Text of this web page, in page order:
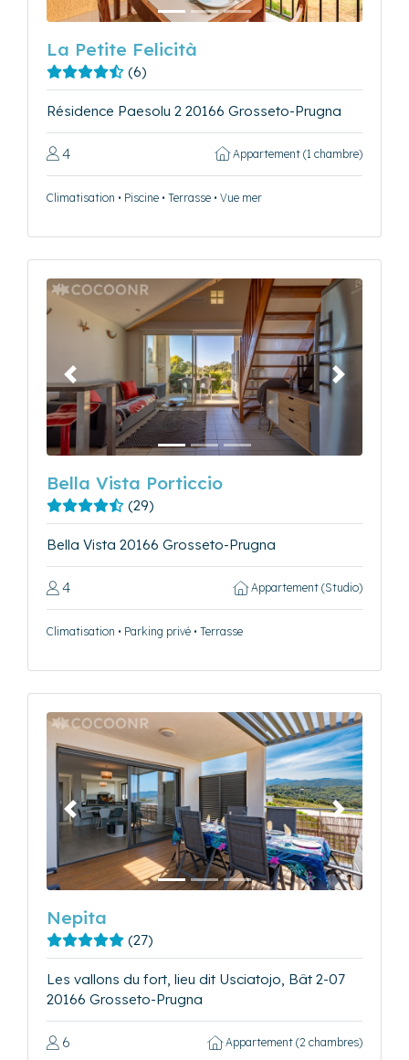
La Petite Felicità
(6)
Résidence Paesolu 2 20166 Grosseto-Prugna
4 Appartement (1 chambre)
Climatisation • Piscine • Terrasse • Vue mer
Précédent Suivant
Bella Vista Porticcio
(29)
Bella Vista 20166 Grosseto-Prugna
4 Appartement (Studio)
Climatisation • Parking privé • Terrasse
Précédent Suivant
Nepita
(27)
Les vallons du fort, lieu dit Usciatojo, Bât 2-07
20166 Grosseto-Prugna
6 Appartement (2 chambres)